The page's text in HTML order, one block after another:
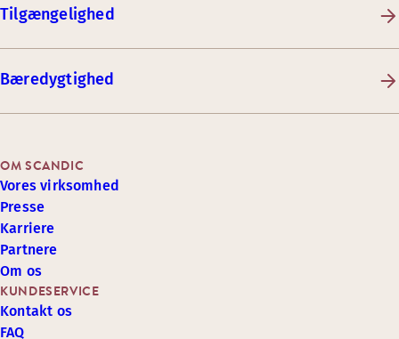
Tilgængelighed
Bæredygtighed
KUNDESERVICE
Kontakt os
FAQ
OM SCANDIC
Vores virksomhed
Presse
Karriere
Partnere
Om os